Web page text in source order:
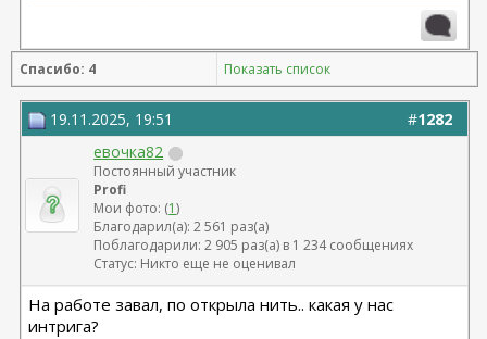
Спасибо: 4 Показать список
#1282
19.11.2025, 19:51
евочка82
Постоянный участник
Profi
Мои фото: (1)
Благодарил(а): 2 561 раз(а)
Поблагодарили: 2 905 раз(а) в 1 234 сообщениях
Статус: Никто еще не оценивал
На работе завал, по открыла нить.. какая у нас
интрига?